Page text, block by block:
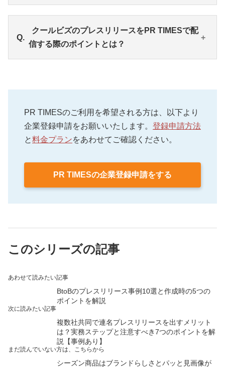
意識がどのくらいあるのか、などについて最新の情
Googleトレンドで「クールビズ」をキーワードとし
に興味や関心を示しているのかが見えてきます。社
会全体がクールビズを意識し始める頃には、プレス
リリースを配信できるよう準備を進めましょう。
商品やサービスの魅力を発信するうえで活用できそ
うなものをピックアップし、箇条書きで整理するこ
とが大切です。このとき、アピールポイントとトレ
力してもらいながら確認することが重要です。
クールビズのプレスリリースをPR TIMESで配
信する際のポイントとは？
こともポイントです。例えば、「クールビズ」「ビ
ジネスファッション」「省エネ」「エコ」「SDGs」
など複数のキーワードを設定しましょう。
PR TIMESのご利用を希望される方は、以下より
企業登録申請をお願いいたします。 登録申請方法
と料金プランをあわせてご確認ください。
PR TIMESの企業登録申請をする
このシリーズの記事
あわせて読みたい記事
BtoBのプレスリリース事例10選と作成時の5つの
ポイントを解説
次に読みたい記事
複数社共同で連名プレスリリースを出すメリット
は？実務ステップと注意すべき7つのポイントを解
説【事例あり】
まだ読んでいない方は、こちらから
シーズン商品はブランドらしさとパッと見画像が